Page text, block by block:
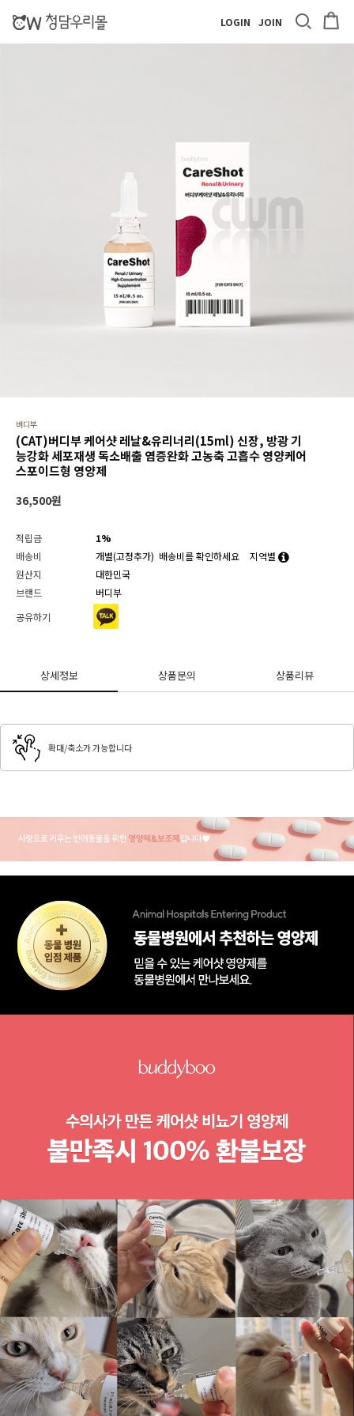
LOGIN JOIN
버디부
(CAT)버디부 케어샷 레날&유리너리(15ml) 신장, 방광 기
능강화 세포재생 독소배출 염증완화 고농축 고흡수 영양케어
스포이드형 영양제
36,500원
적립금
1%
배송비
개별(고정추가) 배송비를 확인하세요
지역별
원산지
대한민국
브랜드
버디부
공유하기
상세정보 상품문의 상품리뷰
확대/축소가 가능합니다